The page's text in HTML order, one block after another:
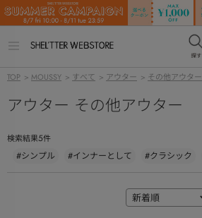
ー
開
く
TOP > MOUSSY > すべて > アウター > その他アウター
アウター その他アウター
検索結果5件
#シンプル #インナーとして #クラシック